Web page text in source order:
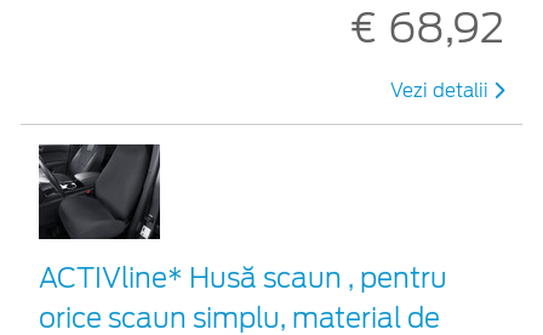
€ 68,92
Vezi detalii
ACTIVline* Husă scaun , pentru
orice scaun simplu, material de